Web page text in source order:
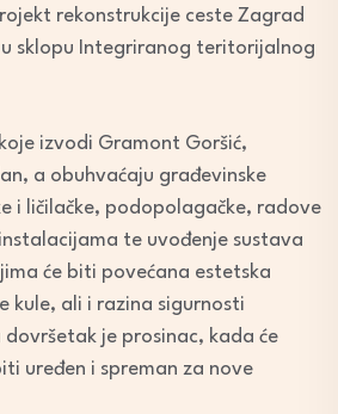
rekonstrukcije ceste Zagrad
sklopu Integriranog teritorijalnog
izvodi Gramont Goršić,
a obuhvaćaju građevinske
i ličilačke, podopolagačke, radove
te uvođenje sustava
će biti povećana estetska
kule, ali i razina sigurnosti
je prosinac, kada će
uređen i spreman za nove